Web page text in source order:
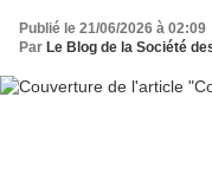
Publié le 21/06/2026 à 02:09
Par Le Blog de la Société